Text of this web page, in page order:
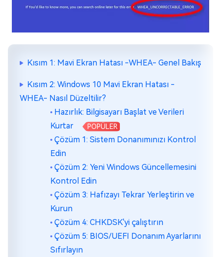
Kısım 1: Mavi Ekran Hatası -WHEA- Genel Bakış
Kısım 2: Windows 10 Mavi Ekran Hatası -
WHEA- Nasıl Düzeltilir?
Hazırlık: Bilgisayarı Başlat ve Verileri
Kurtar
POPÜLER
Çözüm 1: Sistem Donanımınızı Kontrol
Edin
Çözüm 2: Yeni Windows Güncellemesini
Kontrol Edin
Çözüm 3: Hafızayı Tekrar Yerleştirin ve
Kurun
Çözüm 4: CHKDSK'yi çalıştırın
Çözüm 5: BIOS/UEFI Donanım Ayarlarını
Sıfırlayın